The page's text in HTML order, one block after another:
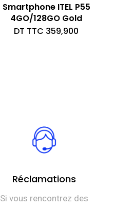
Smartphone ITEL P55
4GO/128GO Gold
DT TTC 359,900
Réclamations
Si vous rencontrez des